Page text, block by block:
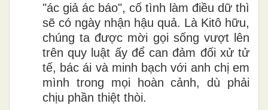
"ác giả ác báo", cố tình làm điều dữ thì
sẽ có ngày nhận hậu quả. Là Kitô hữu,
chúng ta được mời gọi sống vượt lên
trên quy luật ấy để can đảm đối xử tử
tế, bác ái và minh bạch với anh chị em
mình trong mọi hoàn cảnh, dù phải
chịu phần thiệt thòi.